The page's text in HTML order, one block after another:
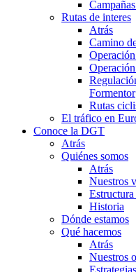
Rutas de interes
Atrás
Camino
Formentor
Rutas
El tráfico en
Conoce la DGT
Atrás
Quiénes somos
Atrás
Nuestros
Historia
Dónde estamos
Qué hacemos
Atrás
Nuestros